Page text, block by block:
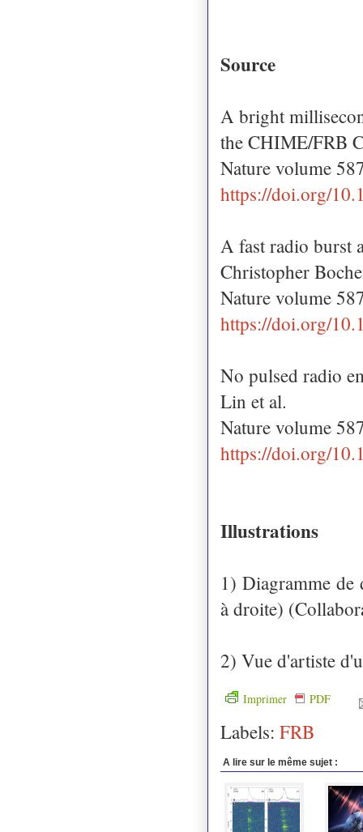
Source
A bright
the CHIME/FRB
Nature volume
https://doi.org/
A fast radio burst
Christopher
Nature volume
https://doi.org/
No pulsed radio
Lin et al.
Nature volume
https://doi.org/
Illustrations
1) Diagramme de
à droite)
2) Vue d'artiste
Imprimer PDF
Labels: FRB
A lire sur le même sujet :